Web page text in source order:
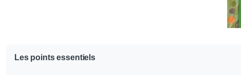
Les points essentiels